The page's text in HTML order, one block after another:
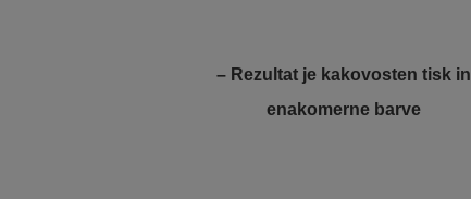
– Rezultat je kakovosten tisk in
enakomerne barve